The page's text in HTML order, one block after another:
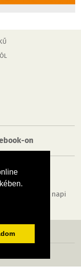
on
képek, napi
RÓLUNK